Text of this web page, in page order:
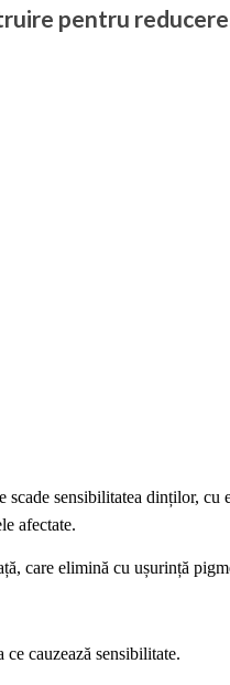
pentru
scade sensibilitatea dinților,
afectate.
care elimină cu ușurință
cauzează sensibilitate.